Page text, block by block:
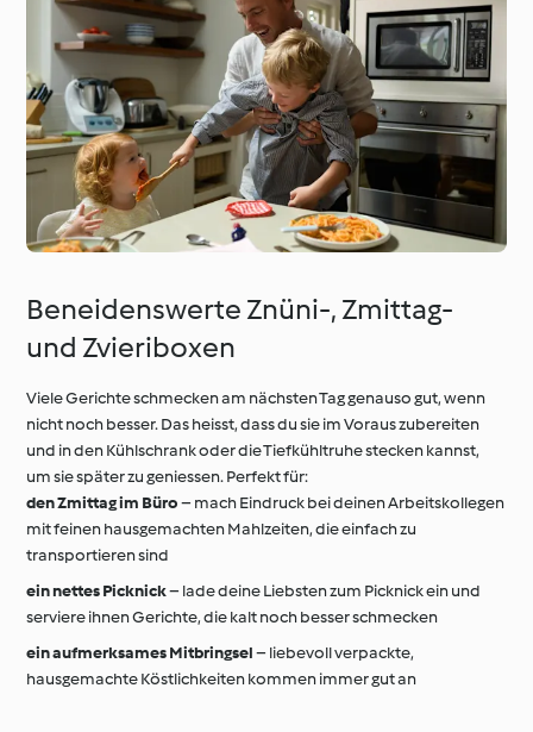
Beneidenswerte Znüni-, Zmittag-
und Zvieriboxen
Viele Gerichte schmecken am nächsten Tag genauso gut, wenn
nicht noch besser. Das heisst, dass du sie im Voraus zubereiten
und in den Kühlschrank oder die Tiefkühltruhe stecken kannst,
um sie später zu geniessen. Perfekt für:
den Zmittag im Büro– mach Eindruck bei deinen Arbeitskollegen
mit feinen hausgemachten Mahlzeiten, die einfach zu
transportieren sind
ein nettes Picknick– lade deine Liebsten zum Picknick ein und
serviere ihnen Gerichte, die kalt noch besser schmecken
ein aufmerksames Mitbringsel– liebevoll verpackte,
hausgemachte Köstlichkeiten kommen immer gut an